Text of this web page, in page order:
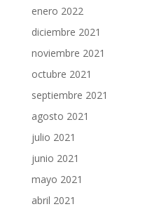
enero 2022
diciembre 2021
noviembre 2021
octubre 2021
septiembre 2021
agosto 2021
julio 2021
junio 2021
mayo 2021
abril 2021